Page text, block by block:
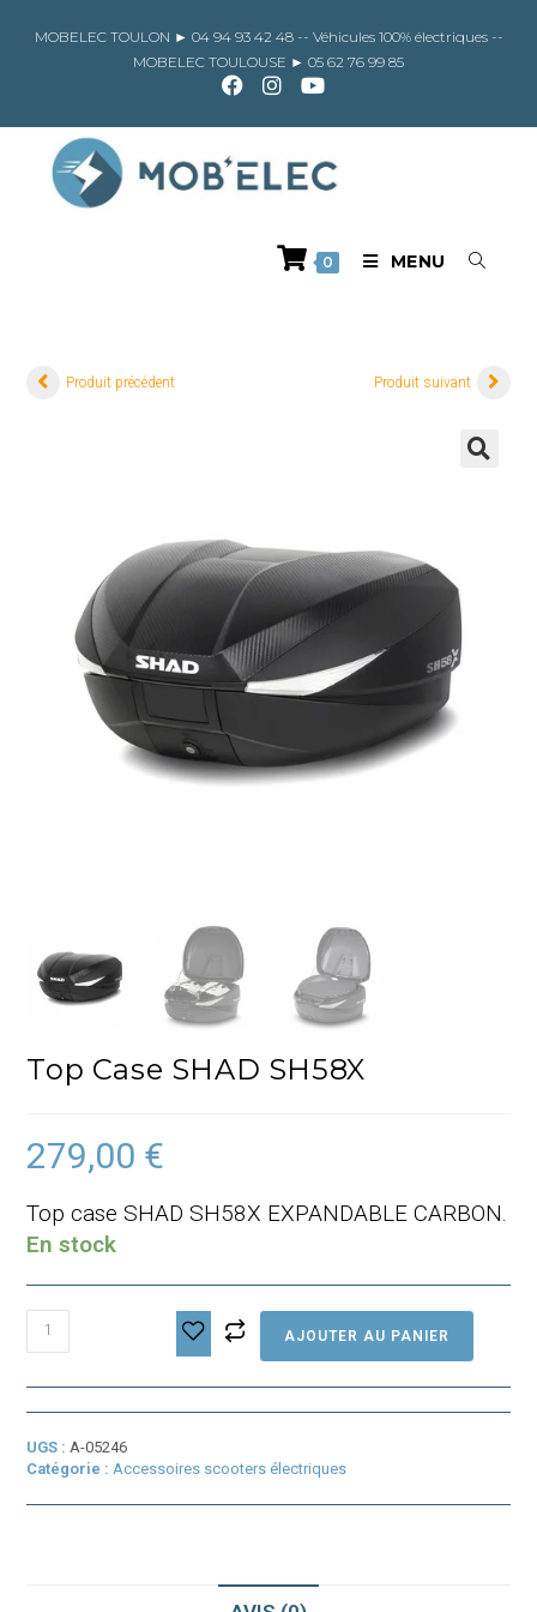
MOBELEC TOULON ► 04 94 93 42 48 -- Véhicules 100% électriques --
MOBELEC TOULOUSE ► 05 62 76 99 85
0 MENU
Produit précédent Produit suivant
Top Case SHAD SH58X
279,00 €
Top case SHAD SH58X EXPANDABLE CARBON.
En stock
Case
SHAD
AJOUTER AU PANIER
UGS : A-05246
Catégorie : Accessoires scooters électriques